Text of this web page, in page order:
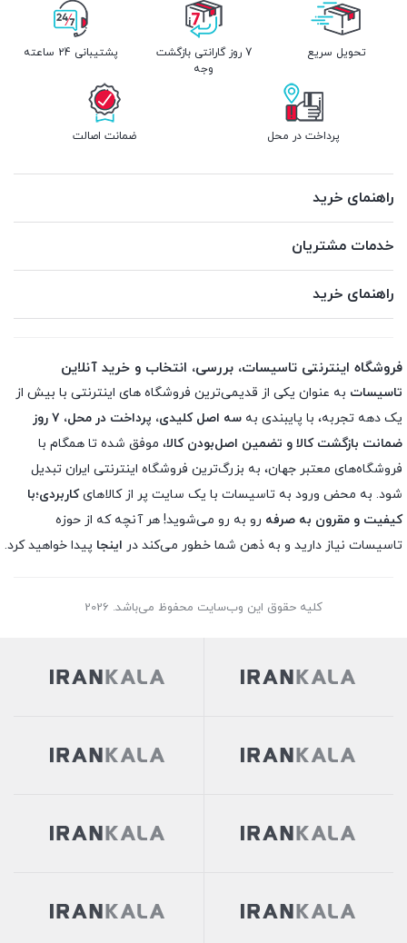
تحویل سریع
7 روز گارانتی بازگشت
وجه
پشتیبانی 24 ساعته
پرداخت در محل ضمانت اصالت
راهنمای خرید
خدمات مشتریان
راهنمای خرید
فروشگاه اینترنتی تاسیسات، بررسی، انتخاب و خرید آنلاین
تاسیسات به عنوان یکی از قدیمی‌ترین فروشگاه های اینترنتی با بیش از
یک دهه تجربه، با پایبندی به
سه اصل کلیدی، پرداخت در محل، ۷ روز
ضمانت بازگشت کالا و تضمین اصل‌بودن کالا، موفق شده تا همگام با
فروشگاه‌های معتبر جهان، به بزرگ‌ترین فروشگاه اینترنتی ایران تبدیل
شود. به محض ورود به تاسیسات با یک سایت پر از کالاهایکاربردی؛با
کیفیت و مقرون به صرفه رو به رو می‌شوید! هر آنچه که از حوزه
تاسیسات نیاز دارید و به ذهن شما خطور می‌کند در اینجا پیدا خواهید کرد.
کلیه حقوق این وب‌سایت محفوظ می‌باشد. 2026